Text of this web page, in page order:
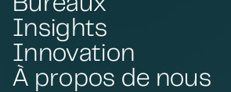
Insights
Innovation
À propos de nous